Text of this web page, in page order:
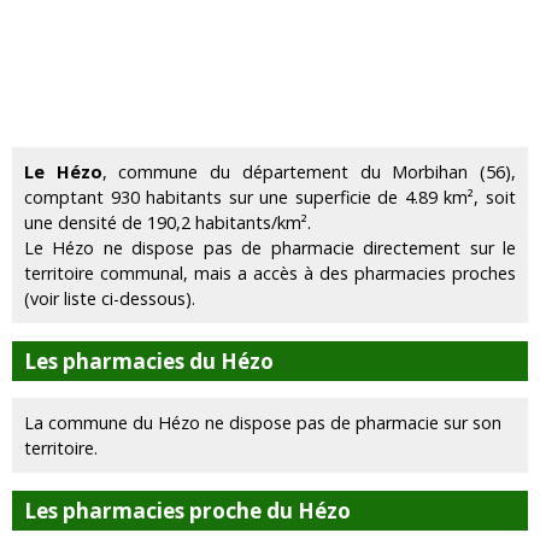
Le Hézo, commune du département du Morbihan (56),
comptant 930 habitants sur une superficie de 4.89 km², soit
une densité de 190,2 habitants/km².
Le Hézo ne dispose pas de pharmacie directement sur le
territoire communal, mais a accès à des pharmacies proches
(voir liste ci-dessous).
Les pharmacies du Hézo
La commune du Hézo ne dispose pas de pharmacie sur son
territoire.
Les pharmacies proche du Hézo